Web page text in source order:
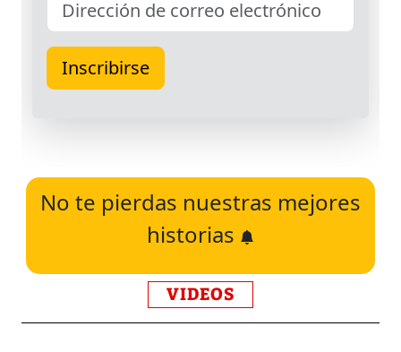
No te pierdas nuestras mejores
historias
VIDEOS